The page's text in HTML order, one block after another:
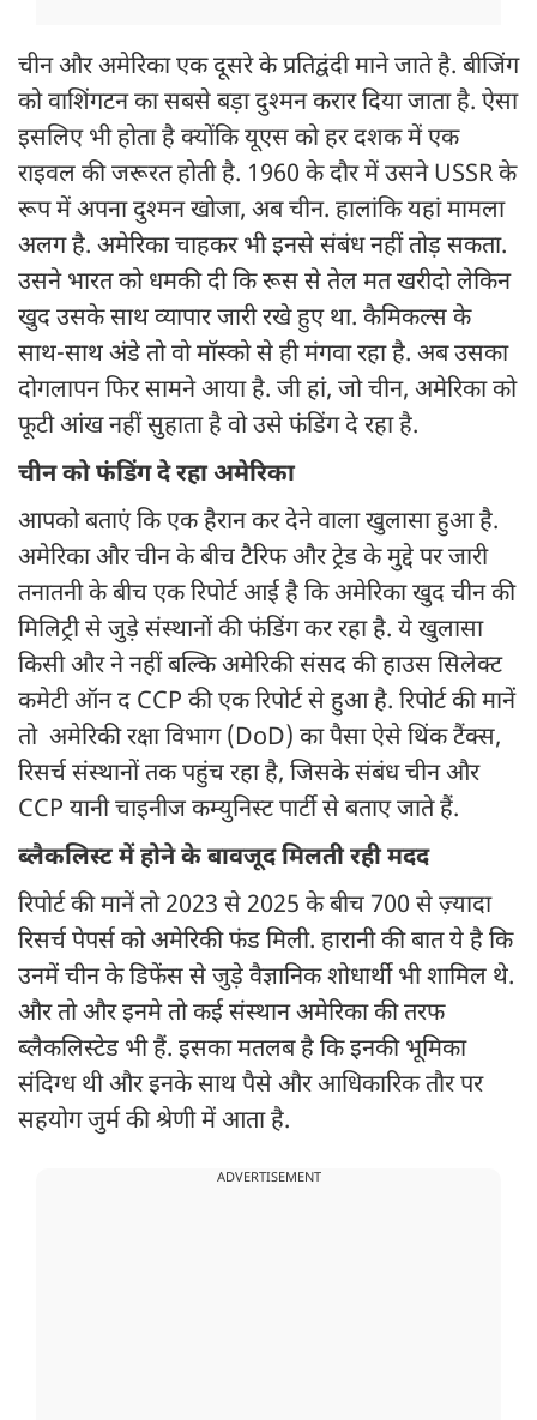
चीन और अमेरिका एक दूसरे के प्रतिद्वंदी माने जाते है. बीजिंग
को वाशिंगटन का सबसे बड़ा दुश्मन करार दिया जाता है. ऐसा
इसलिए भी होता है क्योंकि यूएस को हर दशक में एक
राइवल की जरूरत होती है. 1960 के दौर में उसने USSR के
रूप में अपना दुश्मन खोजा, अब चीन. हालांकि यहां मामला
अलग है. अमेरिका चाहकर भी इनसे संबंध नहीं तोड़ सकता.
उसने भारत को धमकी दी कि रूस से तेल मत खरीदो लेकिन
खुद उसके साथ व्यापार जारी रखे हुए था. कैमिकल्स के
साथ-साथ अंडे तो वो मॉस्को से ही मंगवा रहा है. अब उसका
दोगलापन फिर सामने आया है. जी हां, जो चीन, अमेरिका को
फूटी आंख नहीं सुहाता है वो उसे फंडिंग दे रहा है.
चीन को फंडिंग दे रहा अमेरिका
आपको बताएं कि एक हैरान कर देने वाला खुलासा हुआ है.
अमेरिका और चीन के बीच टैरिफ और ट्रेड के मुद्दे पर जारी
तनातनी के बीच एक रिपोर्ट आई है कि अमेरिका खुद चीन की
मिलिट्री से जुड़े संस्थानों की फंडिंग कर रहा है. ये खुलासा
किसी और ने नहीं बल्कि अमेरिकी संसद की हाउस सिलेक्ट
कमेटी ऑन द CCP की एक रिपोर्ट से हुआ है. रिपोर्ट की मानें
तो अमेरिकी रक्षा विभाग (DoD) का पैसा ऐसे थिंक टैंक्स,
रिसर्च संस्थानों तक पहुंच रहा है, जिसके संबंध चीन और
CCP यानी चाइनीज कम्युनिस्ट पार्टी से बताए जाते हैं.
ब्लैकलिस्ट में होने के बावजूद मिलती रही मदद
रिपोर्ट की मानें तो 2023 से 2025 के बीच 700 से ज़्यादा
रिसर्च पेपर्स को अमेरिकी फंड मिली. हारानी की बात ये है कि
उनमें चीन के डिफेंस से जुड़े वैज्ञानिक शोधार्थी भी शामिल थे.
और तो और इनमे तो कई संस्थान अमेरिका की तरफ
ब्लैकलिस्टेड भी हैं. इसका मतलब है कि इनकी भूमिका
संदिग्ध थी और इनके साथ पैसे और आधिकारिक तौर पर
सहयोग जुर्म की श्रेणी में आता है.
ADVERTISEMENT